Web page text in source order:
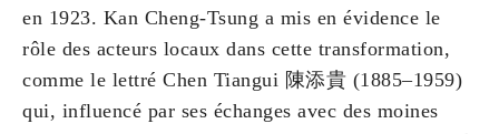
en 1923. Kan Cheng-Tsung a mis en évidence le
rôle des acteurs locaux dans cette transformation,
comme le lettré Chen Tiangui 陳添貴 (1885–1959)
qui, influencé par ses échanges avec des moines